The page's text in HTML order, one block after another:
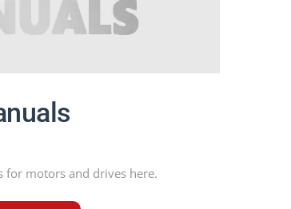
for motors and drives here.